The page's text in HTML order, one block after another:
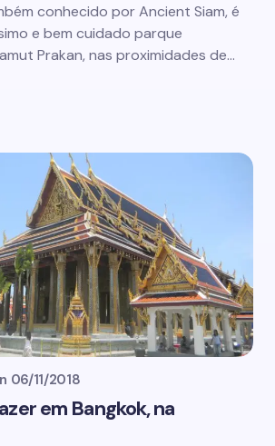
conhecido por Ancient Siam, é
e bem cuidado parque
Prakan, nas proximidades de…
06/11/2018
em Bangkok, na